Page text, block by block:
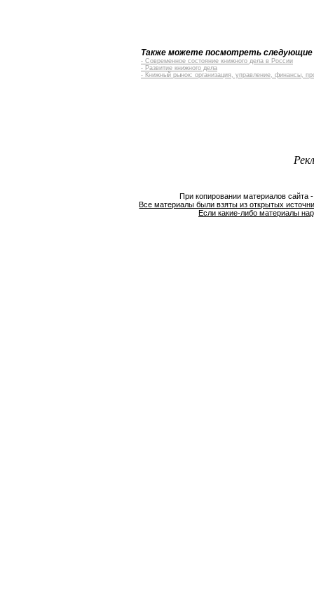
Также можете посмотреть
- Современное состояние книжного дела в России
- Развитие книжного дела
- Книжный рынок: организация, управление, финансы,
При копировании материалов сайта
Все материалы были взяты из открытых
Если какие-либо материалы